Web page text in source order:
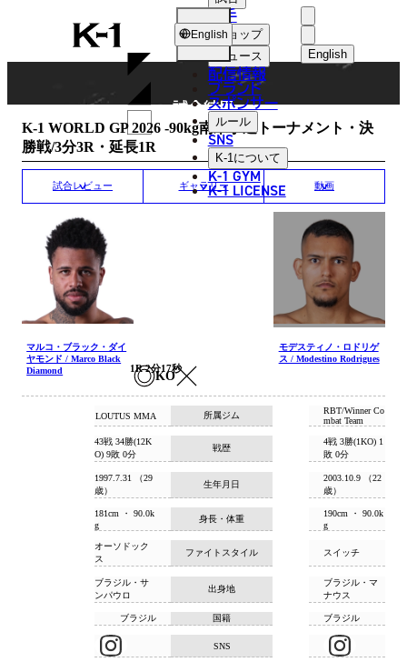
K-
1
English
選手
ショップ
ニュース
配信情報
ブランド
スポンサー
ルール
SNS
K-1について
K-1 GYM
K-1 LICENSE
English
MATCH RESULT
試合結果
K-1 WORLD GP 2026 -90kg南米予選トーナメント・決
勝戦/3分3R・延長1R
試合レビュー ギャラリー 動画
マルコ・ブラック・ダイ
ヤモンド / Marco Black
Diamond
KO
1R 2分17秒
モデスティノ・ロドリゲ
ス / Modestino Rodrigues
所属ジム
LOUTUS MMA
RBT/Winner Co
mbat Team
戦歴
43戦 34勝(12K
O) 9敗 0分
4戦 3勝(1KO) 1
敗 0分
生年月日
1997.7.31 （29
歳）
2003.10.9 （22
歳）
身長・体重
181cm ・ 90.0k
g
190cm ・ 90.0k
g
ファイトスタイル
オーソドック
ス
スイッチ
出身地
ブラジル・サ
ンパウロ
ブラジル・マ
ナウス
国籍
ブラジル ブラジル
SNS